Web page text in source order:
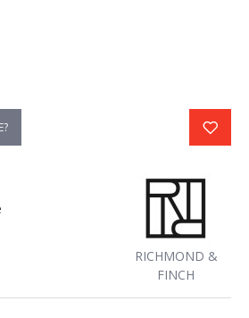
RICHMOND &
FINCH